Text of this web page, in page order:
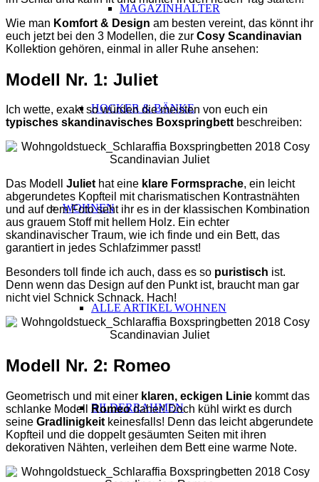
MAGAZINHALTER
HOCKER & BÄNKE
WOHNEN
ALLE ARTIKEL WOHNEN
BILDERRAHMEN
Wie man Komfort & Design am besten vereint, das könnt ihr
euch jetzt bei den 3 Modellen, die zur Cosy Scandinavian
Kollektion gehören, einmal in aller Ruhe ansehen:
Modell Nr. 1: Juliet
Ich wette, exakt so würden die meisten von euch ein
typisches skandinavisches Boxspringbettbeschreiben:
Das Modell Juliethat eine klare Formsprache, ein leicht
abgerundetes Kopfteil mit charismatischen Kontrastnähten
und auf dem Foto seht ihr es in der klassischen Kombination
aus grauem Stoff mit hellem Holz. Ein echter
skandinavischer Traum, wie ich finde und ein Bett, das
garantiert in jedes Schlafzimmer passt!
Besonders toll finde ich auch, dass es so puristisch ist.
Denn wenn das Design auf den Punkt ist, braucht man gar
nicht viel Schnick Schnack. Hach!
Modell Nr. 2: Romeo
Geometrisch und mit einer klaren, eckigen Linie kommt das
schlanke Modell Romeodaher! Doch kühl wirkt es durch
seine Gradlinigkeit keinesfalls! Denn das leicht abgerundete
Kopfteil und die doppelt gesäumten Seiten mit ihren
dekorativen Nähten, verleihen dem Bett eine warme Note.